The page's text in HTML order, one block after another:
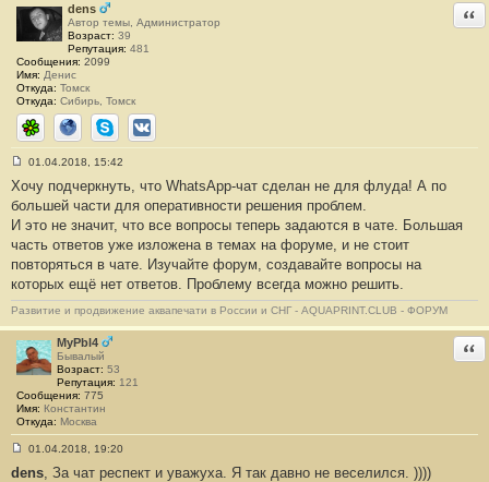
dens
Автор темы, Администратор
Возраст: 39
Репутация: 481
Сообщения: 2099
Имя: Денис
Откуда: Томск
Откуда: Сибирь, Томск
ICQ СайтSkypeВКонтакте
о
б
щ
н
и
#
1
0
01.04.2018, 15:42
Хочу подчеркнуть, что WhatsApp-чат сделан не для флуда! А по
большей части для оперативности решения проблем.
И это не значит, что все вопросы теперь задаются в чате. Большая
часть ответов уже изложена в темах на форуме, и не стоит
повторяться в чате. Изучайте форум, создавайте вопросы на
которых ещё нет ответов. Проблему всегда можно решить.
Развитие и продвижение аквапечати в России и СНГ - AQUAPRINT.CLUB - ФОРУМ
MyPbl4
Бывалый
Возраст: 53
Репутация: 121
Сообщения: 775
Имя: Константин
Откуда: Москва
о
01.04.2018, 19:20
dens , За чат респект и уважуха. Я так давно не веселился. ))))